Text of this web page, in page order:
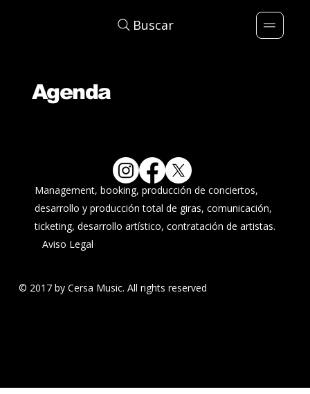
Buscar
Agenda
Management, booking, producción de conciertos,
desarrollo y producción total de giras, comunicación,
ticketing, desarrollo artístico, contratación de artistas.
Aviso Legal
© 2017 by Cersa Music. All rights reserved